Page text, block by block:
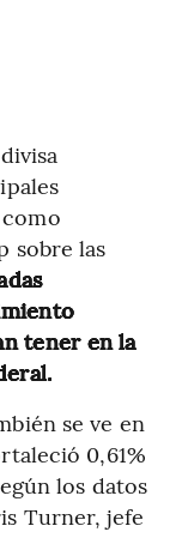
sobre las
tener en la
se ve en
0,61%
los datos
Turner, jefe